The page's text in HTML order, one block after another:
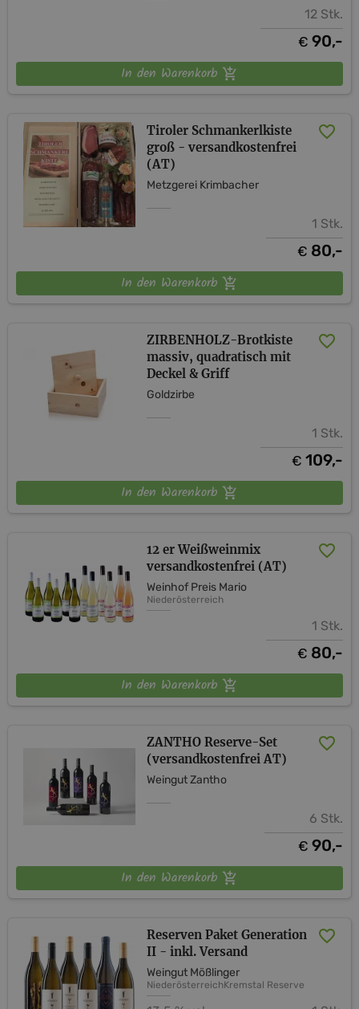
12 Stk.
€ 90,-
In den Warenkorb
Tiroler Schmankerlkiste
groß - versandkostenfrei
(AT)
Metzgerei Krimbacher
1 Stk.
€ 80,-
In den Warenkorb
ZIRBENHOLZ-Brotkiste
massiv, quadratisch mit
Deckel & Griff
Goldzirbe
1 Stk.
€ 109,-
In den Warenkorb
12 er Weißweinmix
versandkostenfrei (AT)
Weinhof Preis Mario
Niederösterreich
1 Stk.
€ 80,-
In den Warenkorb
ZANTHO Reserve-Set
(versandkostenfrei AT)
Weingut Zantho
6 Stk.
€ 90,-
In den Warenkorb
Reserven Paket Generation
II - inkl. Versand
Weingut Mößlinger
NiederösterreichKremstal Reserve